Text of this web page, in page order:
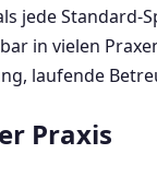
jede
in vielen
laufende
Praxis